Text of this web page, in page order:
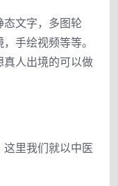
态文字，多图轮
手绘视频等等。
人出境的可以做
里我们就以中医